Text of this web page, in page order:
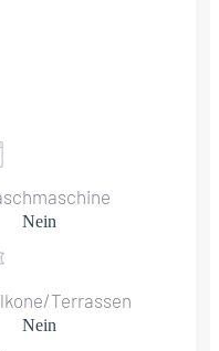
Nein
Terrassen
Nein